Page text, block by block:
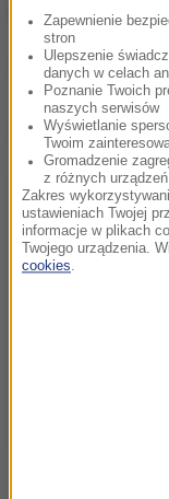
ONZ.
(j.)
Dalsza część
Zapewnienie
stron
Ulepszenie
danych w celach
Poznanie Twoich
naszych serwisów
Wyświetlanie
Twoim
Gromadzenie
z różnych urządzeń
Zakres
ustawieniach Twojej
informacje w plikach
Twojego urządzenia.
cookies.